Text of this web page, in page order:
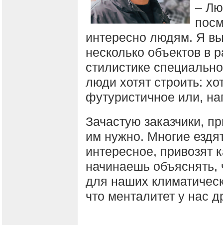
–
интересно людям. Я
несколько объектов в
стилистике
люди хотят строить:
футуристичное или,
Зачастую заказчики,
им нужно. Многие
интересное, привозят
начинаешь объяснять,
для наших
что менталитет у нас